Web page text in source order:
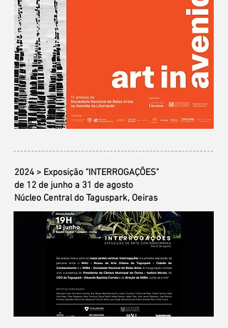
2024 > Exposição "INTERROGAÇÕES"
de 12 de junho a 31 de agosto
Núcleo Central do Taguspark, Oeiras